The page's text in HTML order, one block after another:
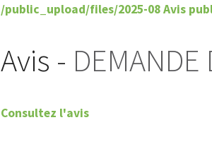
/public_upload/files/2025-08 Avis
Avis -
Consultez l'avis